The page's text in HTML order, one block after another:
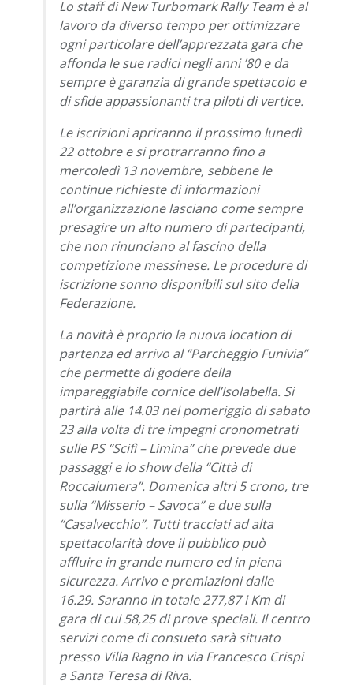
Lo staff di New Turbomark Rally Team è al
lavoro da diverso tempo per ottimizzare
ogni particolare dell’apprezzata gara che
affonda le sue radici negli anni ’80 e da
sempre è garanzia di grande spettacolo e
di sfide appassionanti tra piloti di vertice.
Le iscrizioni apriranno il prossimo lunedì
22 ottobre e si protrarranno fino a
mercoledì 13 novembre, sebbene le
continue richieste di informazioni
all’organizzazione lasciano come sempre
presagire un alto numero di partecipanti,
che non rinunciano al fascino della
competizione messinese. Le procedure di
iscrizione sonno disponibili sul sito della
Federazione.
La novità è proprio la nuova location di
partenza ed arrivo al “Parcheggio Funivia”
che permette di godere della
impareggiabile cornice dell’Isolabella. Si
partirà alle 14.03 nel pomeriggio di sabato
23 alla volta di tre impegni cronometrati
sulle PS “Scifì – Limina” che prevede due
passaggi e lo show della “Città di
Roccalumera”. Domenica altri 5 crono, tre
sulla “Misserio – Savoca” e due sulla
“Casalvecchio”. Tutti tracciati ad alta
spettacolarità dove il pubblico può
affluire in grande numero ed in piena
sicurezza. Arrivo e premiazioni dalle
16.29. Saranno in totale 277,87 i Km di
gara di cui 58,25 di prove speciali. Il centro
servizi come di consueto sarà situato
presso Villa Ragno in via Francesco Crispi
a Santa Teresa di Riva.